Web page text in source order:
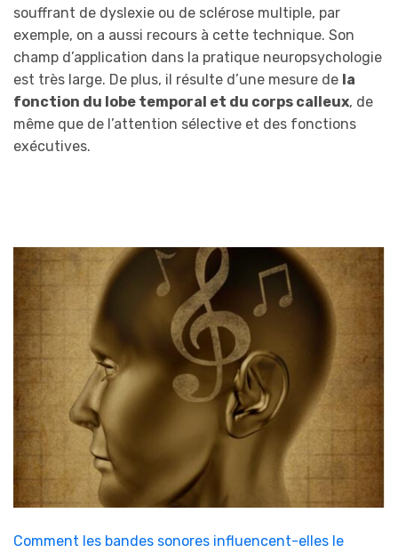
souffrant de dyslexie ou de sclérose multiple, par
exemple, on a aussi recours à cette technique. Son
champ d’application dans la pratique neuropsychologie
est très large. De plus, il résulte d’une mesure de la
fonction du lobe temporal et du corps calleux, de
même que de l’attention sélective et des fonctions
exécutives.
Comment les bandes sonores influencent-elles le